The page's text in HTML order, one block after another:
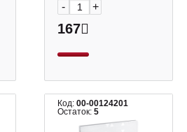
- +
167
Код:00-00124201
Остаток:5